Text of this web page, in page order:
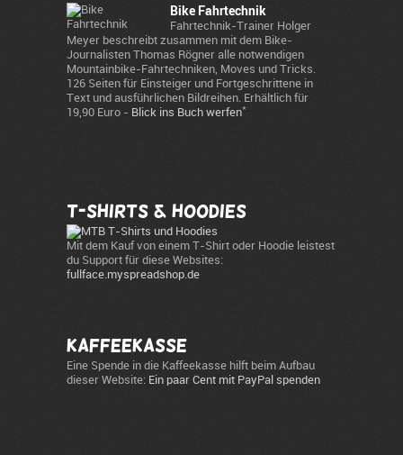
Bike Fahrtechnik
Fahrtechnik-Trainer Holger
Meyer beschreibt zusammen mit dem Bike-
Journalisten Thomas Rögner alle notwendigen
Mountainbike-Fahrtechniken, Moves und Tricks.
126 Seiten für Einsteiger und Fortgeschrittene in
Text und ausführlichen Bildreihen. Erhältlich für
19,90 Euro - Blick ins Buch werfen*
T-Shirts & Hoodies
Mit dem Kauf von einem T-Shirt oder Hoodie leistest
du Support für diese Websites:
fullface.myspreadshop.de
Kaffeekasse
Eine Spende in die Kaffeekasse hilft beim Aufbau
dieser Website: Ein paar Cent mit PayPal spenden